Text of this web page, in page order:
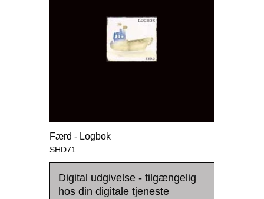
Færd - Logbok
SHD71
Digital udgivelse - tilgængelig
hos din digitale tjeneste